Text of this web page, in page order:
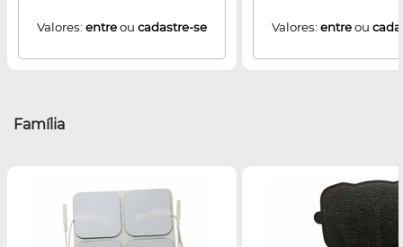
Valores: entreou cadastre-se Valores: entreou
Família